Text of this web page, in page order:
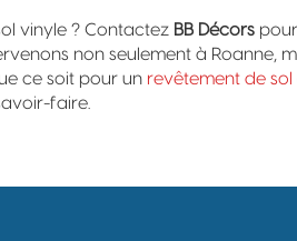
vinyle ? Contactez BB Décors pour
non seulement à Roanne,
ce soit pour un revêtement de sol
faire.